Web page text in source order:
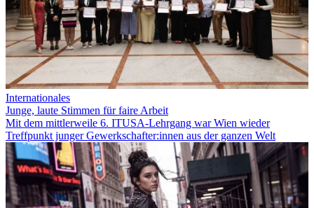
Internationales
Junge, laute Stimmen für faire Arbeit
Mit dem mittlerweile 6. ITUSA-Lehrgang war Wien wieder
Treffpunkt junger Gewerkschafter:innen aus der ganzen Welt